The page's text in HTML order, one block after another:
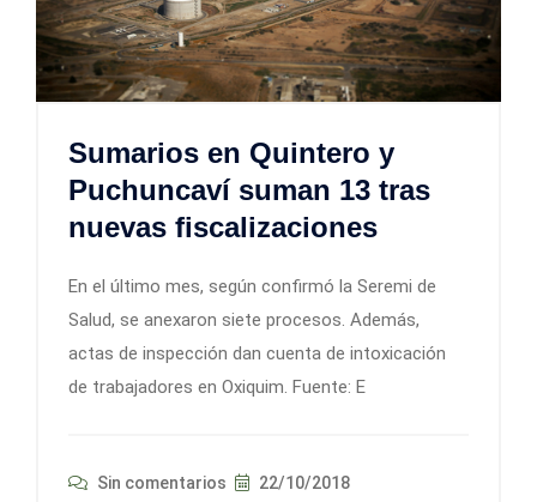
Sumarios en Quintero y
Puchuncaví suman 13 tras
nuevas fiscalizaciones
En el último mes, según confirmó la Seremi de
Salud, se anexaron siete procesos. Además,
actas de inspección dan cuenta de intoxicación
de trabajadores en Oxiquim. Fuente: E
Sin comentarios 22/10/2018